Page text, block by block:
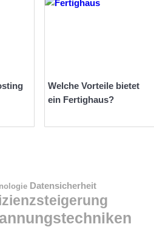
Welche Vorteile bietet
ein Fertighaus?
Datensicherheit